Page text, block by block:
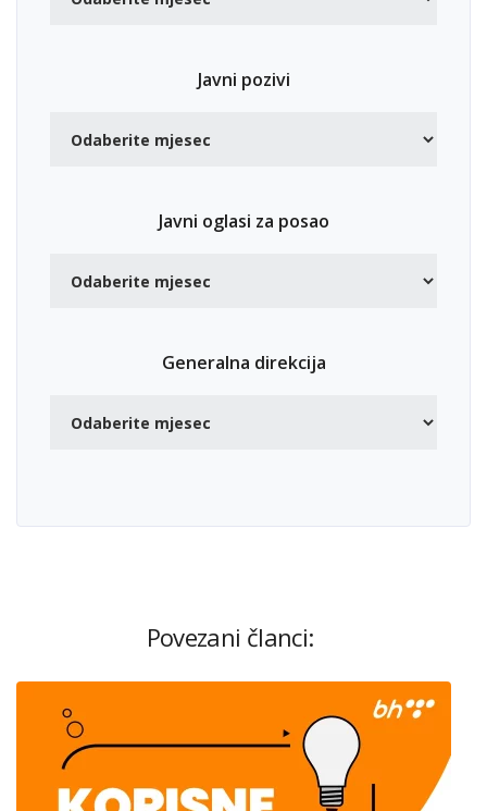
Javni pozivi
Javni oglasi za posao
Generalna direkcija
Povezani članci: